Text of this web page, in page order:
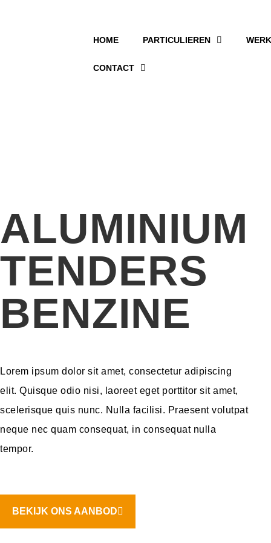
HOME PARTICULIEREN
CONTACT
ALUMINIUM
TENDERS
BENZINE
Lorem ipsum dolor sit amet, consectetur adipiscing
elit. Quisque odio nisi, laoreet eget porttitor sit amet,
scelerisque quis nunc. Nulla facilisi. Praesent volutpat
neque nec quam consequat, in consequat nulla
tempor.
BEKIJK ONS AANBOD